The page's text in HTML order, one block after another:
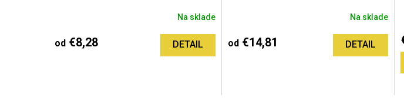
Na sklade
od €8,28 DETAIL
Na sklade
od€14,81 DETAIL